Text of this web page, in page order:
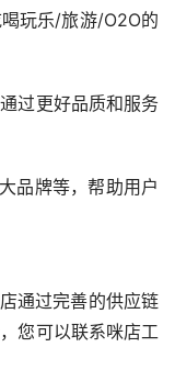
玩乐/旅游/O2O的
过更好品质和服务
品牌等，帮助用户
您可以联系咪店工